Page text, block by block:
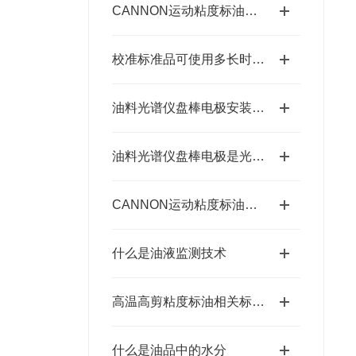
CANNON运动粘度标油存放要求详细说明
校准标准品可使用多长时间？
油料光谱仪盘棒电极安装注意事项
油料光谱仪盘棒电极是光谱仪在样品激发时需要用到的耗材
CANNON运动粘度标油主要作用是什么？
什么是油液监测技术
高温高剪粘度标油相关标准及美国凯能Cannon相关高温高剪粘度标油 HTHS标油
什么是油品中的水分